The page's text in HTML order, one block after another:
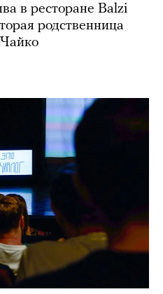
в ресторане Balzi
родственница